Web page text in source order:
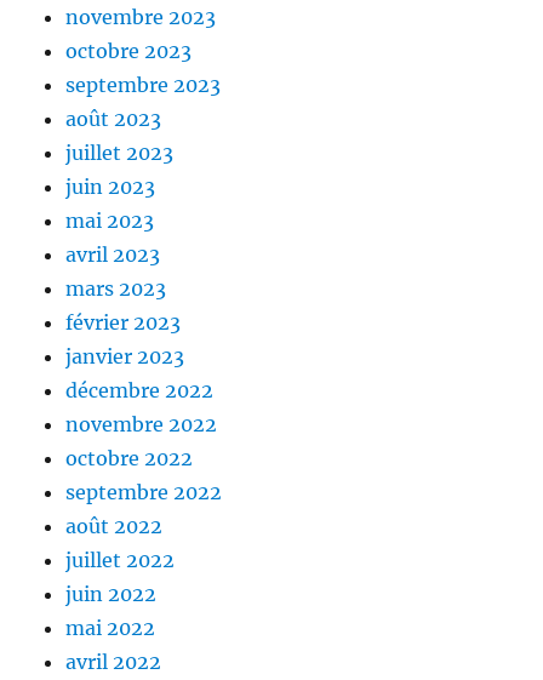
novembre 2023
octobre 2023
septembre 2023
août 2023
juillet 2023
juin 2023
mai 2023
avril 2023
mars 2023
février 2023
janvier 2023
décembre 2022
novembre 2022
octobre 2022
septembre 2022
août 2022
juillet 2022
juin 2022
mai 2022
avril 2022